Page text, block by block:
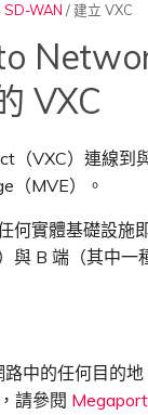
WAN /建立 VXC
VXC
（VXC）連線到
（MVE）。
何實體基礎設施
與 B 端（其中
中的任何目的
請參閱